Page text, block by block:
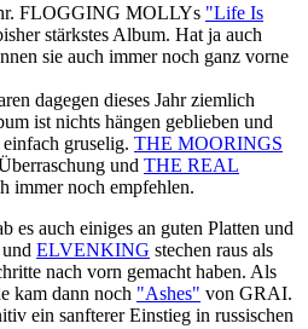
FLOGGING MOLLYs "Life Is
stärkstes Album. Hat ja auch
sie auch immer noch ganz vorne
dagegen dieses Jahr ziemlich
ist nichts hängen geblieben und
gruselig. THE MOORINGS
und THE REAL
immer noch empfehlen.
es auch einiges an guten Platten und
und ELVENKING stechen raus als
nach vorn gemacht haben. Als
kam dann noch "Ashes" von GRAI.
ein sanfterer Einstieg in russischen